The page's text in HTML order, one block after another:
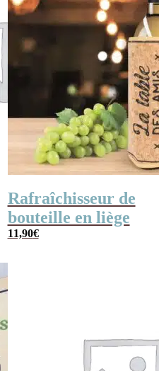
Rafraîchisseur de
bouteille en liège
11,90€